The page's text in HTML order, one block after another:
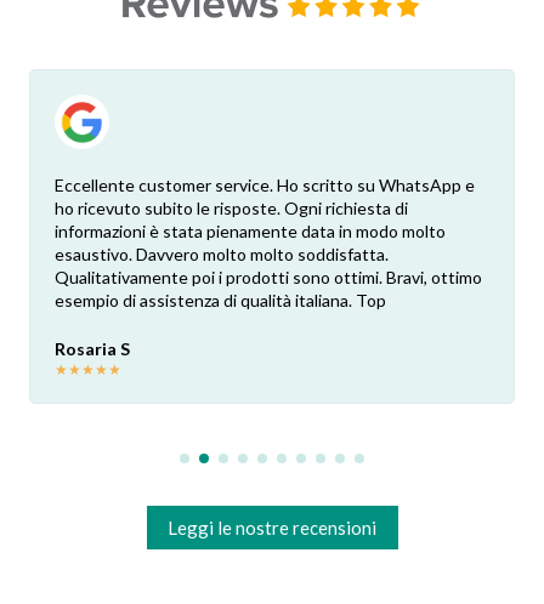
Eccellente customer service. Ho scritto su WhatsApp e
ho ricevuto subito le risposte. Ogni richiesta di
informazioni è stata pienamente data in modo molto
esaustivo. Davvero molto molto soddisfatta.
Qualitativamente poi i prodotti sono ottimi. Bravi, ottimo
esempio di assistenza di qualità italiana. Top
Rosaria S
★★★★★
Leggi le nostre recensioni